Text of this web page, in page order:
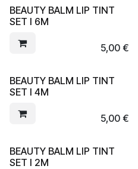
BEAUTY BALM LIP TINT
SET I 6M
5,00€
BEAUTY BALM LIP TINT
SET I 4M
5,00€
BEAUTY BALM LIP TINT
SET I 2M